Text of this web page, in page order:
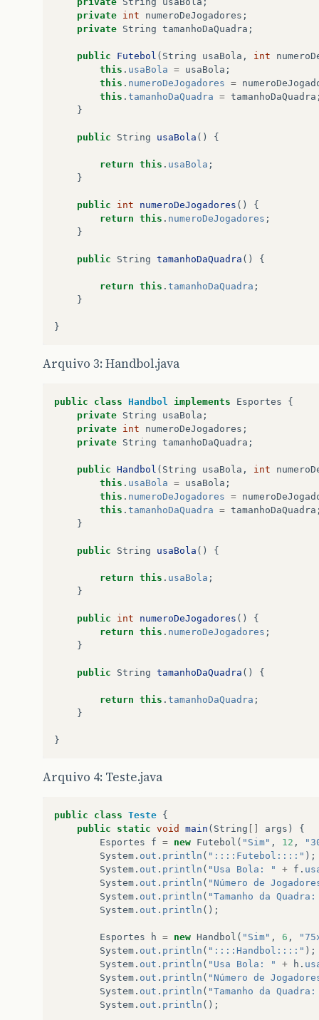
private int numeroDeJogadores ;
private String tamanhoDaQuadra ;
public Futebol ( String usaBola , int
this . usaBola = usaBola ;
this . numeroDeJogadores =
this . tamanhoDaQuadra = tamanhoDaQuadra
}
public String usaBola () {
return this . usaBola ;
}
public int numeroDeJogadores ()
{
return this . numeroDeJogadores ;
}
public String tamanhoDaQuadra () {
return this . tamanhoDaQuadra ;
}
}
Arquivo 3: Handbol.java
public class Handbol implements Esportes
{
private String usaBola ;
private int numeroDeJogadores ;
private String tamanhoDaQuadra ;
public Handbol ( String usaBola , int
this . usaBola = usaBola ;
this . numeroDeJogadores =
this . tamanhoDaQuadra = tamanhoDaQuadra
}
public String usaBola () {
return this . usaBola ;
}
public int numeroDeJogadores ()
{
return this . numeroDeJogadores ;
}
public String tamanhoDaQuadra () {
return this . tamanhoDaQuadra ;
}
}
Arquivo 4: Teste.java
public class Teste {
public
static void main ( String args )
{
Esportes
f = new Futebol ( "Sim" , 12 ,
System . out . println ( "::::Futebol::::" );
System . out . println ( "Usa Bola: " + f .
System . out . println ( "Número de
System . out . println ( "Tamanho da
System . out . println ();
Esportes h = new Handbol ( "Sim" , 6 ,
System . out . println ( "::::Handbol::::" );
System . out . println ( "Usa Bola: " + h .
System . out . println ( "Número de
System . out . println ( "Tamanho da
System . out . println ();